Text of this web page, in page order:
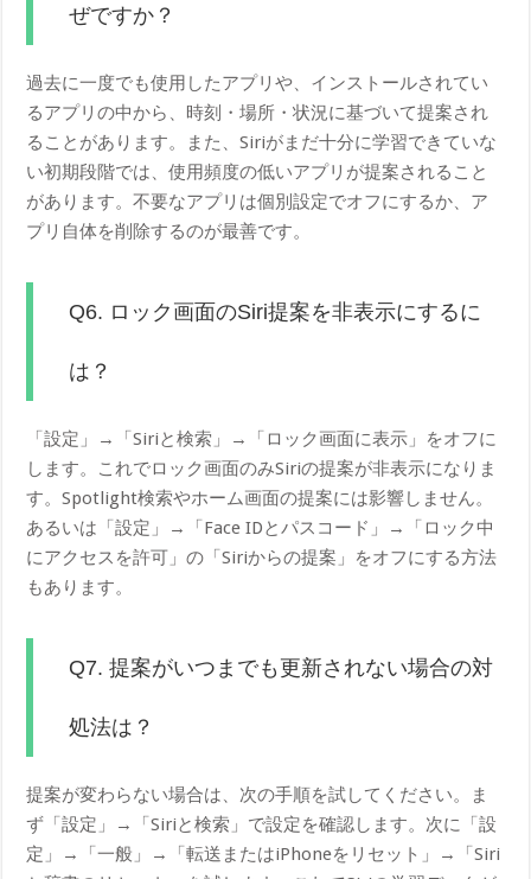
ぜですか？
過去に一度でも使用したアプリや、インストールされてい
るアプリの中から、時刻・場所・状況に基づいて提案され
ることがあります。また、Siriがまだ十分に学習できていな
い初期段階では、使用頻度の低いアプリが提案されること
があります。不要なアプリは個別設定でオフにするか、ア
プリ自体を削除するのが最善です。
Q6. ロック画面のSiri提案を非表示にするに
は？
「設定」→「Siriと検索」→「ロック画面に表示」をオフに
します。これでロック画面のみSiriの提案が非表示になりま
す。Spotlight検索やホーム画面の提案には影響しません。
あるいは「設定」→「Face IDとパスコード」→「ロック中
にアクセスを許可」の「Siriからの提案」をオフにする方法
もあります。
Q7. 提案がいつまでも更新されない場合の対
処法は？
提案が変わらない場合は、次の手順を試してください。ま
ず「設定」→「Siriと検索」で設定を確認します。次に「設
定」→「一般」→「転送またはiPhoneをリセット」→「Siri